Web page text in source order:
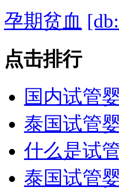
孕期贫血
点击排行
国内试管
泰国试管
什么是试
泰国试管